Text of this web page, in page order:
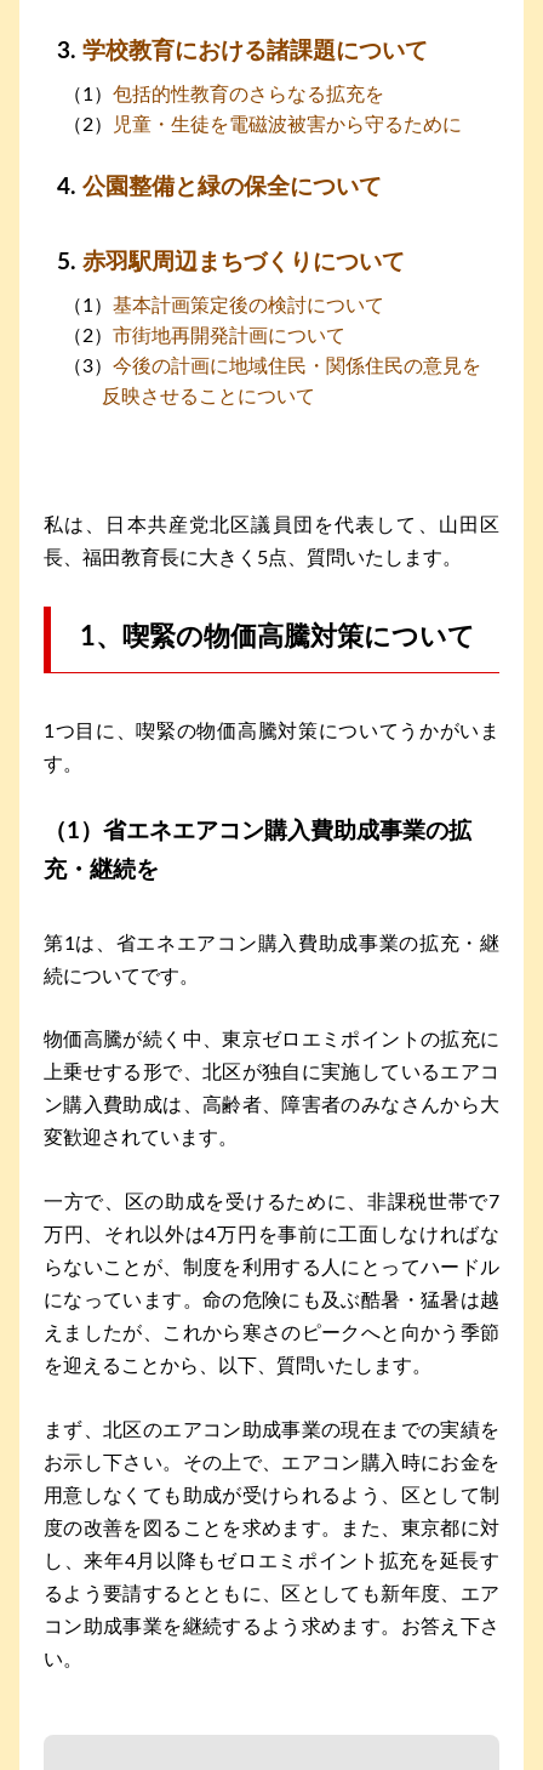
学校教育における諸課題について
包括的性教育のさらなる拡充を
児童・生徒を電磁波被害から守るために
公園整備と緑の保全について
赤羽駅周辺まちづくりについて
基本計画策定後の検討について
市街地再開発計画について
今後の計画に地域住民・関係住民の意見を
反映させることについて
私は、日本共産党北区議員団を代表して、山田区
長、福田教育長に大きく5点、質問いたします。
1、喫緊の物価高騰対策について
1つ目に、喫緊の物価高騰対策についてうかがいま
す。
（1）省エネエアコン購入費助成事業の拡
充・継続を
第1は、省エネエアコン購入費助成事業の拡充・継
続についてです。
物価高騰が続く中、東京ゼロエミポイントの拡充に
上乗せする形で、北区が独自に実施しているエアコ
ン購入費助成は、高齢者、障害者のみなさんから大
変歓迎されています。
一方で、区の助成を受けるために、非課税世帯で7
万円、それ以外は4万円を事前に工面しなければな
らないことが、制度を利用する人にとってハードル
になっています。命の危険にも及ぶ酷暑・猛暑は越
えましたが、これから寒さのピークへと向かう季節
を迎えることから、以下、質問いたします。
まず、北区のエアコン助成事業の現在までの実績を
お示し下さい。その上で、エアコン購入時にお金を
用意しなくても助成が受けられるよう、区として制
度の改善を図ることを求めます。また、東京都に対
し、来年4月以降もゼロエミポイント拡充を延長す
るよう要請するとともに、区としても新年度、エア
コン助成事業を継続するよう求めます。お答え下さ
い。